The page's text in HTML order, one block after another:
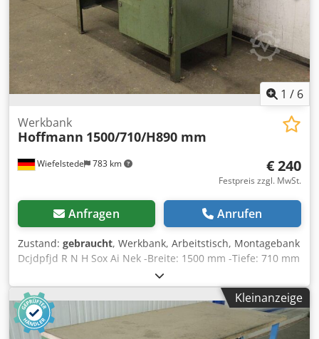
1 / 6
Wiefelstede 783 km
Werkbank
Hoffmann 1500/710/H890 mm
€ 240
Festpreis zzgl. MwSt.
Anfragen Anrufen
Zustand: gebraucht, Werkbank, Arbeitstisch, Montagebank
Dcjdpfjd R N H Sox Ai Nek -Breite: 1500 mm -Tiefe: 710 mm
-Höhe: 890 mm -Dicke Arbeitsplatte: 50 mm -Schublade: 1 -
Tür: 1 -Ablagen: 4 -Gewicht: 103 kg
Kleinanzeige